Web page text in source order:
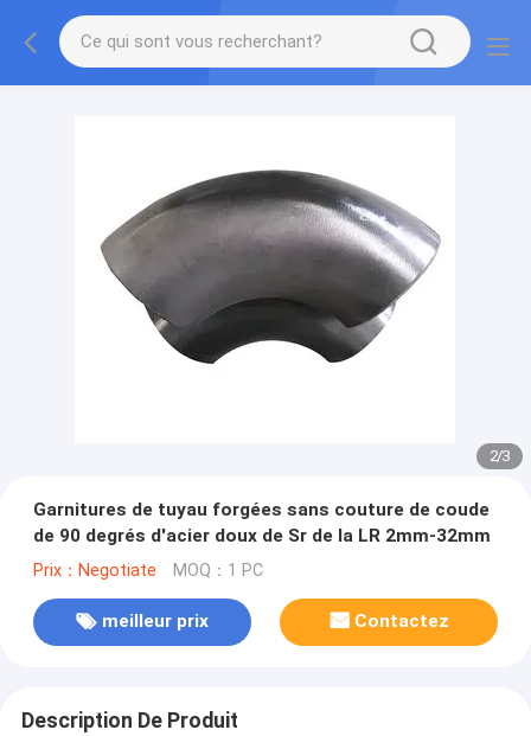
2/3
Garnitures de tuyau forgées sans couture de coude
de 90 degrés d'acier doux de Sr de la LR 2mm-32mm
Prix：Negotiate MOQ：1 PC
meilleur prix Contactez
Description De Produit